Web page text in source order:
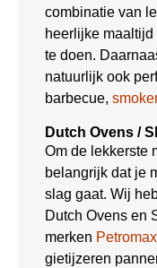
combinatie van
heerlijke
te doen.
natuurlijk ook
barbecue,
Dutch Ovens /
Om de lekkerste
belangrijk dat je
slag gaat. Wij
Dutch Ovens en
merken Petromax
gietijzeren